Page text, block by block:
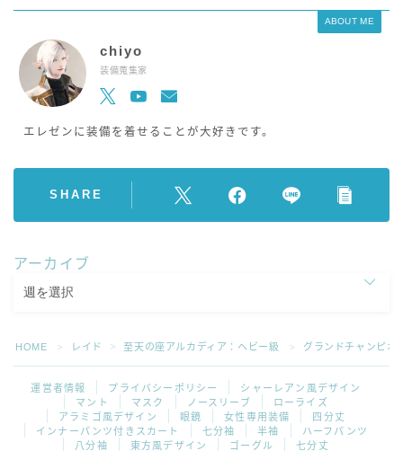
ABOUT ME
chiyo
装備蒐集家
エレゼンに装備を着せることが大好きです。
SHARE
アーカイブ
HOME ＞ レイド ＞ 至天の座アルカディア：ヘビー級 ＞ グランドチャンピオ
運営者情報 プライバシーポリシー
シャーレアン風デザイン
マント
マスク ノースリーブ
ローライズ
アラミゴ風デザイン
眼鏡 女性専用装備
四分丈
インナーパンツ付きスカート
七分袖 半袖
ハーフパンツ
八分袖
東方風デザイン ゴーグル 七分丈